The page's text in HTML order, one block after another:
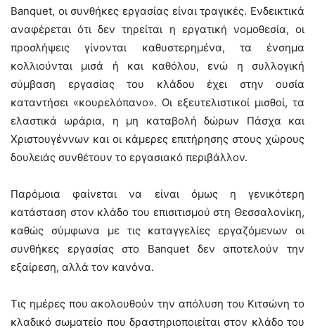
Banquet, οι συνθήκες εργασίας είναι τραγικές. Ενδεικτικά
αναφέρεται ότι δεν τηρείται η εργατική νομοθεσία, οι
προσλήψεις γίνονται καθυστερημένα, τα ένσημα
κολλιούνται μισά ή και καθόλου, ενώ η συλλογική
σύμβαση εργασίας του κλάδου έχει στην ουσία
καταντήσει «κουρελόπανο». Οι εξευτελιστικοί μισθοί, τα
ελαστικά ωράρια, η μη καταβολή δώρων Πάσχα και
Χριστουγέννων και οι κάμερες επιτήρησης στους χώρους
δουλειάς συνθέτουν το εργασιακό περιβάλλον.
Παρόμοια φαίνεται να είναι όμως η γενικότερη
κατάσταση στον κλάδο του επισιτισμού στη Θεσσαλονίκη,
καθώς σύμφωνα με τις καταγγελίες εργαζόμενων οι
συνθήκες εργασίας στο Banquet δεν αποτελούν την
εξαίρεση, αλλά τον κανόνα.
Τις ημέρες που ακολουθούν την απόλυση του Κιτσώνη το
κλαδικό σωματείο που δραστηριοποιείται στον κλάδο του